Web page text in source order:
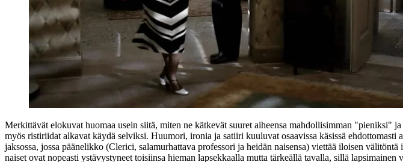
Merkittävät elokuvat huomaa usein siitä, miten ne kätkevät suuret aiheensa mahdollisimman
myös ristiriidat alkavat käydä selviksi. Huumori, ironia ja satiiri kuuluvat osaavissa käsissä
jaksossa, jossa päänelikko (Clerici, salamurhattava professori ja heidän naisensa) viettää iloisen
naiset ovat nopeasti ystävystyneet toisiinsa hieman lapsekkaalla mutta tärkeällä tavalla, sillä